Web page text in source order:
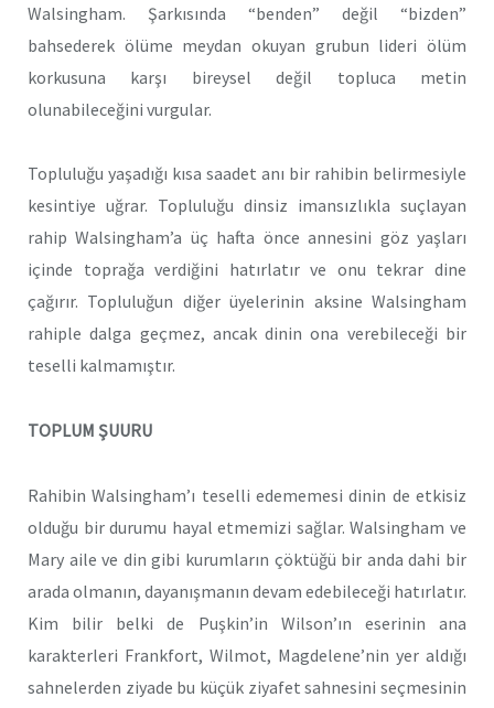
Walsingham. Şarkısında “benden” değil “bizden”
bahsederek ölüme meydan okuyan grubun lideri ölüm
korkusuna karşı bireysel değil topluca metin
olunabileceğini vurgular.
Topluluğu yaşadığı kısa saadet anı bir rahibin belirmesiyle
kesintiye uğrar. Topluluğu dinsiz imansızlıkla suçlayan
rahip Walsingham’a üç hafta önce annesini göz yaşları
içinde toprağa verdiğini hatırlatır ve onu tekrar dine
çağırır. Topluluğun diğer üyelerinin aksine Walsingham
rahiple dalga geçmez, ancak dinin ona verebileceği bir
teselli kalmamıştır.
TOPLUM ŞUURU
Rahibin Walsingham’ı teselli edememesi dinin de etkisiz
olduğu bir durumu hayal etmemizi sağlar. Walsingham ve
Mary aile ve din gibi kurumların çöktüğü bir anda dahi bir
arada olmanın, dayanışmanın devam edebileceği hatırlatır.
Kim bilir belki de Puşkin’in Wilson’ın eserinin ana
karakterleri Frankfort, Wilmot, Magdelene’nin yer aldığı
sahnelerden ziyade bu küçük ziyafet sahnesini seçmesinin